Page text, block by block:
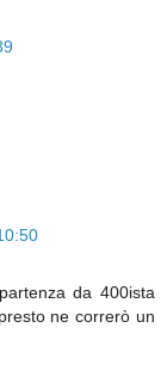
da 400ista
ne correrò un